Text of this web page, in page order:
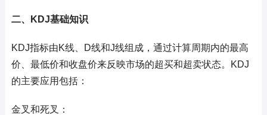
二、KDJ基础知识
KDJ指标由K线、D线和J线组成，通过计算周期内的最高
价、最低价和收盘价来反映市场的超买和超卖状态。KDJ
的主要应用包括：
金叉和死叉：